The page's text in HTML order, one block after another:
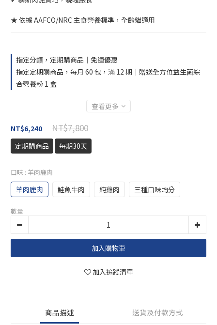
★ 依據 AAFCO/NRC 主食營養標準，全齡貓適用
指定分類，定期購商品｜免運優惠
指定定期購商品，每月 60 包，滿 12 期｜贈送全方位益生菌綜
合營養粉 1 盒
查看更多
NT$7,800
NT$6,240
定期購商品
每期30天
口味 : 羊肉鹿肉
羊肉鹿肉 鮭魚牛肉 純雞肉 三種口味均分
數量
加入購物車
加入追蹤清單
商品描述 送貨及付款方式